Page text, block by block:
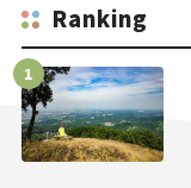
Ranking